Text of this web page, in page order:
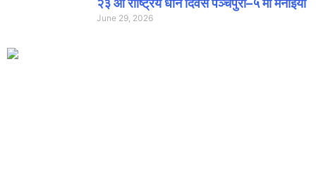
२३ औँ राष्ट्रिय धान दिवस पञ्चपुरी–५ मा मनाइयाे
June 29, 2026